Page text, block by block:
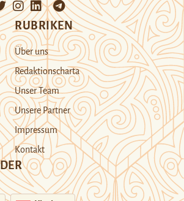
RUBRIKEN
Über uns
Redaktionscharta
Unser Team
Unsere Partner
Impressum
Kontakt